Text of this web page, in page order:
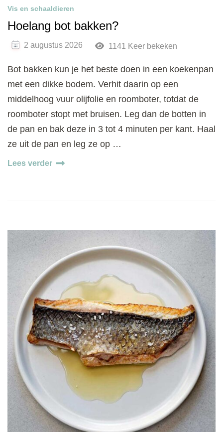
Vis en schaaldieren
Hoelang bot bakken?
2 augustus 2026 1141 Keer bekeken
Bot bakken kun je het beste doen in een koekenpan
met een dikke bodem. Verhit daarin op een
middelhoog vuur olijfolie en roomboter, totdat de
roomboter stopt met bruisen. Leg dan de botten in
de pan en bak deze in 3 tot 4 minuten per kant. Haal
ze uit de pan en leg ze op …
Lees verder